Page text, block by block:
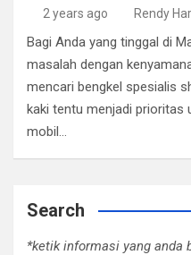
2 years ago Rendy
Bagi Anda yang tinggal di
masalah dengan
mencari bengkel spesialis
kaki tentu menjadi prioritas
mobil…
Search
*ketik informasi yang anda